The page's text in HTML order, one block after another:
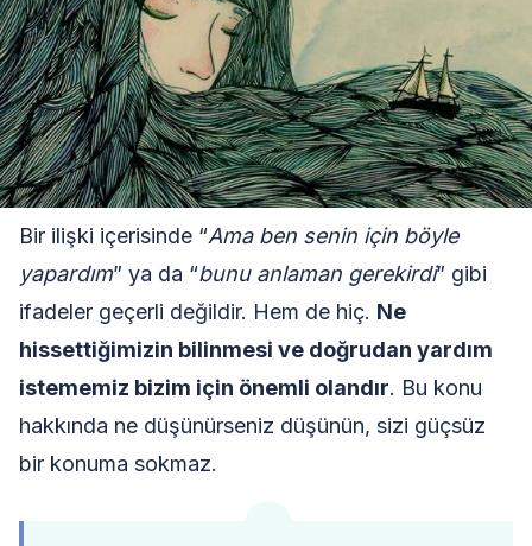
Bir ilişki içerisinde “Ama ben senin için böyle
yapardım” ya da “bunu anlaman gerekirdi” gibi
ifadeler geçerli değildir. Hem de hiç. Ne
hissettiğimizin bilinmesi ve doğrudan yardım
istememiz bizim için önemli olandır. Bu konu
hakkında ne düşünürseniz düşünün, sizi güçsüz
bir konuma sokmaz.